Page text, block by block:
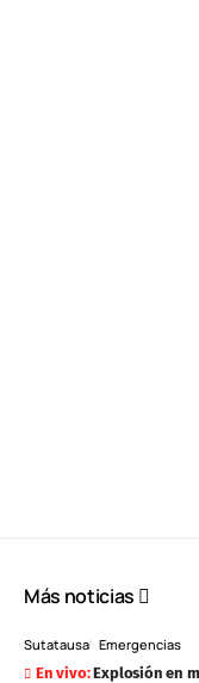
Más noticias
Sutatausa Emergencias
Explosión en